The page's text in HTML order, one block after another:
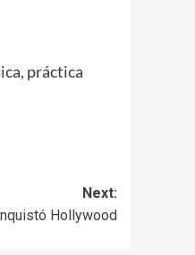
práctica
Next:
Hollywood